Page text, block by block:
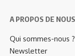
A PROPOS DE NOUS
Qui sommes-nous ?
Newsletter